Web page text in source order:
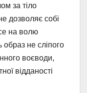
за тіло
дозволяє собі
на волю
не сліпого
воєводи,
відданості